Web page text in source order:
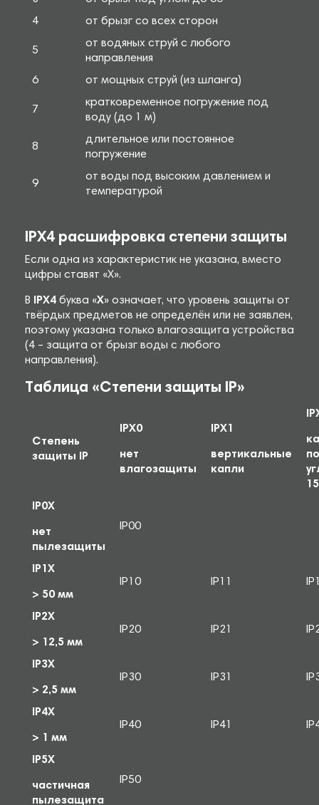
4
от брызг со всех сторон
5
от водяных струй с любого
направления
6
от мощных струй (из шланга)
7
кратковременное погружение под
воду (до 1 м)
8
длительное или постоянное
погружение
9
от воды под высоким давлением и
температурой
IPX4 расшифровка степени защиты
Если одна из характеристик не указана, вместо
цифры ставят «X».
В IPX4 буква «X» означает, что уровень защиты от
твёрдых предметов не определён или не заявлен,
поэтому указана только влагозащита устройства
(4 – защита от брызг воды с любого
направления).
Таблица «Степени защиты IP»
Cтепень
защиты IP
IPX0
нет
влагозащиты
IPX1
вертикальные
капли
IP0X
нет
пылезащиты
IP00
IP1X
> 50 мм
IP10 IP11
IP2X
> 12,5 мм
IP20 IP21
IP3X
> 2,5 мм
IP30 IP31
IP4X
> 1 мм
IP40 IP41
IP5X
частичная
пылезащита
IP50